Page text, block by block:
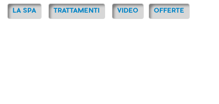
LA SPA TRATTAMENTI VIDEO OFFERTE